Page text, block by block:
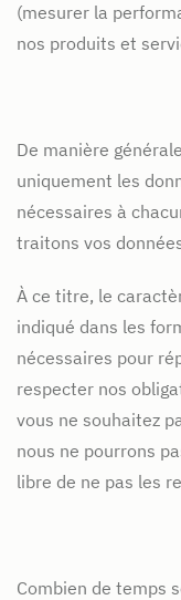
(mesurer la
nos produits et
De manière
uniquement les
nécessaires à
traitons vos
À ce titre, le
indiqué dans les
nécessaires pour
respecter nos
vous ne souhaitez
nous ne pourrons
libre de ne pas les
Combien de temps